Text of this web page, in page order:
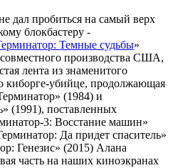
дал пробиться на самый верх
блокбастеру -
Темные судьбы»
производства США,
лента из знаменитого
киборге-убийце, продолжающая
(1984) и
(1991), поставленных
3: Восстание машин»
Да придет спаситель»
Генезис» (2015) Алана
часть на наших киноэкранах